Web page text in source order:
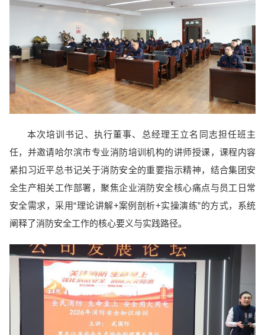
本次培训书记、执行董事、总经理王立名同志担任班主
任，并邀请哈尔滨市专业消防培训机构的讲师授课，课程内容
紧扣习近平总书记关于消防安全的重要指示精神，结合集团安
全生产相关工作部署，聚焦企业消防安全核心痛点与员工日常
安全需求，采用“理论讲解+案例剖析+实操演练”的方式，系统
阐释了消防安全工作的核心要义与实践路径。